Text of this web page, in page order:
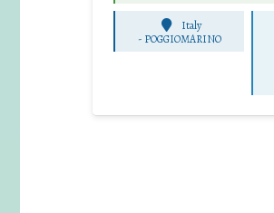
Italy
- POGGIOMARINO